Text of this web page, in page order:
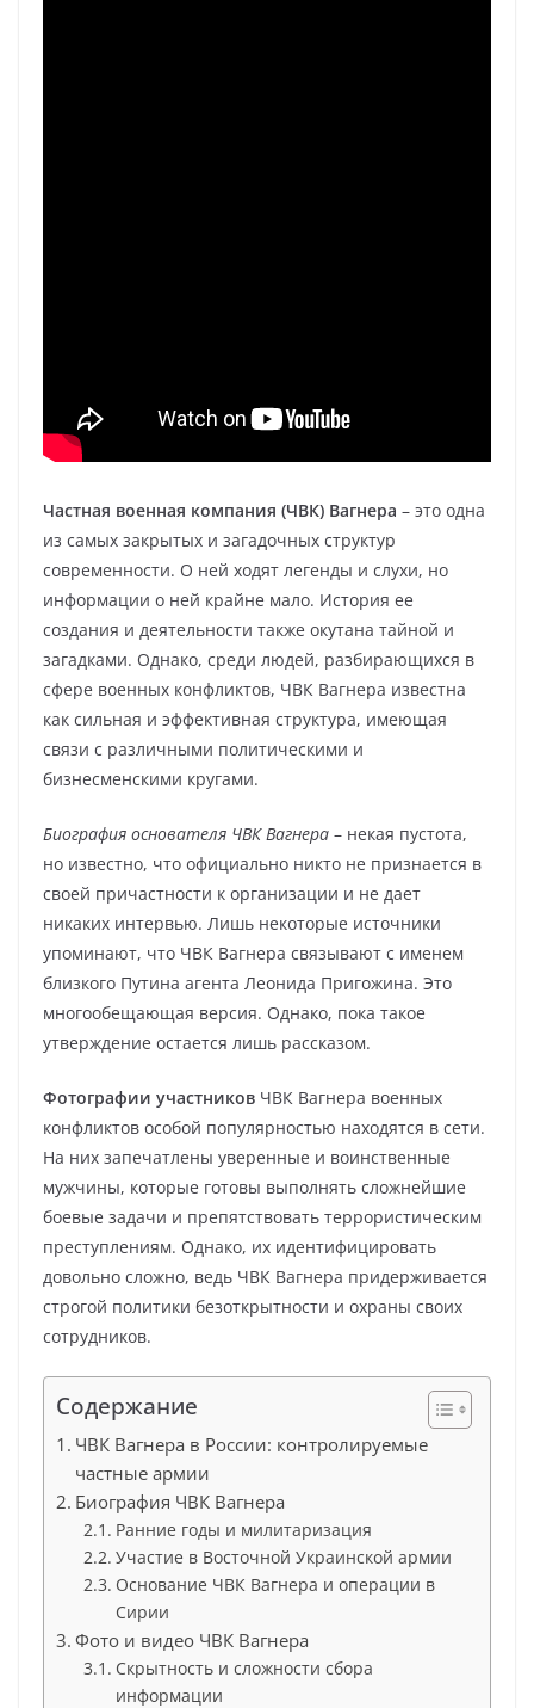
Частная военная компания (ЧВК) Вагнера – это одна
из самых закрытых и загадочных структур
современности. О ней ходят легенды и слухи, но
информации о ней крайне мало. История ее
создания и деятельности также окутана тайной и
загадками. Однако, среди людей, разбирающихся в
сфере военных конфликтов, ЧВК Вагнера известна
как сильная и эффективная структура, имеющая
связи с различными политическими и
бизнесменскими кругами.
Биография основателя ЧВК Вагнера – некая пустота,
но известно, что официально никто не признается в
своей причастности к организации и не дает
никаких интервью. Лишь некоторые источники
упоминают, что ЧВК Вагнера связывают с именем
близкого Путина агента Леонида Пригожина. Это
многообещающая версия. Однако, пока такое
утверждение остается лишь рассказом.
Фотографии участников ЧВК Вагнера военных
конфликтов особой популярностью находятся в сети.
На них запечатлены уверенные и воинственные
мужчины, которые готовы выполнять сложнейшие
боевые задачи и препятствовать террористическим
преступлениям. Однако, их идентифицировать
довольно сложно, ведь ЧВК Вагнера придерживается
строгой политики безоткрытности и охраны своих
сотрудников.
Содержание
ЧВК Вагнера в России: контролируемые
частные армии
Биография ЧВК Вагнера
Ранние годы и милитаризация
Участие в Восточной Украинской армии
Основание ЧВК Вагнера и операции в
Сирии
Фото и видео ЧВК Вагнера
Скрытность и сложности сбора
информации